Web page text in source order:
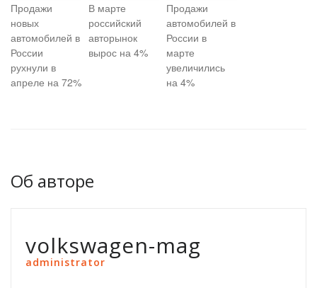
Продажи
новых
автомобилей в
России
рухнули в
апреле на 72%
В марте
российский
авторынок
вырос на 4%
Продажи
автомобилей в
России в
марте
увеличились
на 4%
Об авторе
volkswagen-mag
administrator